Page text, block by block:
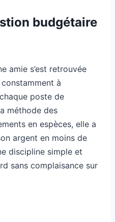
budgétaire
amie s’est retrouvée
à
poste de
méthode des
en espèces, elle a
argent en moins de
discipline simple et
sans complaisance sur